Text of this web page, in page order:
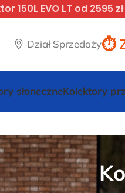
Dział Sprzedaży⏱️
słoneczneKolektory
150L EVO LT od 2595 zł